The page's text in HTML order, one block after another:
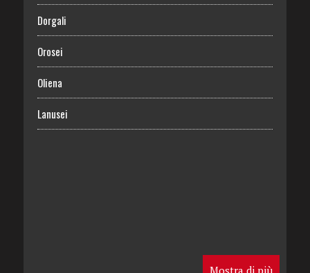
Dorgali
Orosei
Oliena
Lanusei
Mostra di più